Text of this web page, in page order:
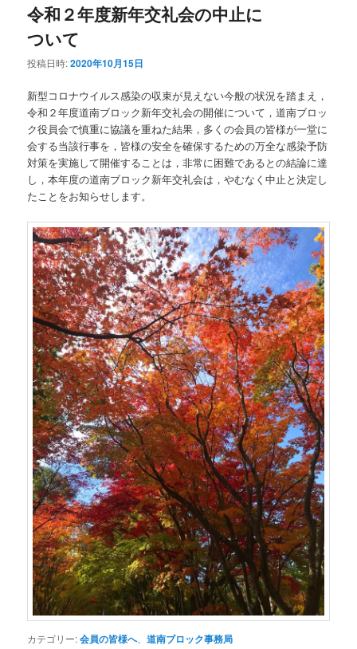
令和２年度新年交礼会の中止に
ついて
投稿日時:2020年10月15日
新型コロナウイルス感染の収束が見えない今般の状況を踏まえ，
令和２年度道南ブロック新年交礼会の開催について，道南ブロッ
ク役員会で慎重に協議を重ねた結果，多くの会員の皆様が一堂に
会する当該行事を，皆様の安全を確保するための万全な感染予防
対策を実施して開催することは，非常に困難であるとの結論に達
し，本年度の道南ブロック新年交礼会は，やむなく中止と決定し
たことをお知らせします。
カテゴリー:会員の皆様へ、道南ブロック事務局